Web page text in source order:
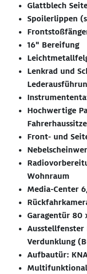
Glattblech
Spoilerlippen
16" Bereifung
Lenkrad und
Hochwertige
Front- und
Wohnraum
Media-Center
Garagentür 80
Ausstellfenster
Verdunklung
Aufbautür: